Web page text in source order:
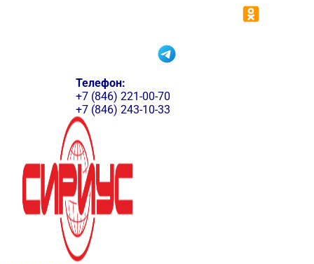
Телефон:
+7 (846) 221-00-70
+7 (846) 243-10-33